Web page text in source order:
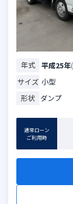
年式 平成25年
サイズ 小型
形状 ダンプ
通常ローン
ご利用時